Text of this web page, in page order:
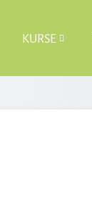
KURSE